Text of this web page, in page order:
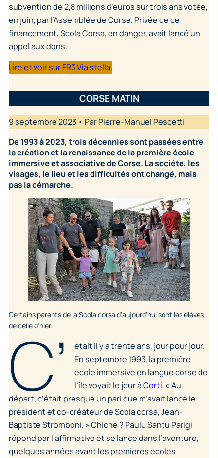
subvention de 2,8 millions d’euros sur trois ans votée,
en juin, par l’Assemblée de Corse. Privée de ce
financement, Scola Corsa, en danger, avait lancé un
appel aux dons.
Lire et voir sur FR3 Via stella.
CORSE MATIN
9 septembre 2023 • Par Pierre-Manuel Pescetti
De 1993 à 2023, trois décennies sont passées entre
la création et la renaissance de la première école
immersive et associative de Corse. La société, les
visages, le lieu et les difficultés ont changé, mais
pas la démarche.
Certains parents de la Scola corsa d’aujourd’hui sont les élèves
de celle d’hier.
C’
était il y a trente ans, jour pour jour.
En septembre 1993, la première
école immersive en langue corse de
l’île voyait le jour àCorti. « Au
départ, c’était presque un pari que m’avait lancé le
président et co-créateur de Scola corsa, Jean-
Baptiste Stromboni. »Chiche ? Paulu Santu Parigi
répond par l’affirmative et se lance dans l’aventure,
quelques années avant les premières écoles